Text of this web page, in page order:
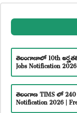
తెలంగాణాలో 10th
Jobs Notification
తెలంగాణ TIMS లో 240
Notification 2026 |